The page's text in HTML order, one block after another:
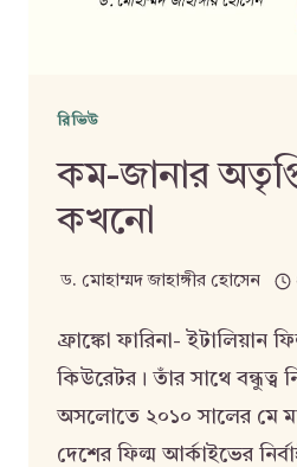
রিভিউ
কম-জানার
কখনো
ড. মোহাম্মদ জাহাঙ্গীর হোসেন
ফ্রাঙ্কো ফারিনা- ইটালিয়ান
কিউরেটর। তাঁর সাথে বন্ধুত্ব
অসলোতে ২০১০ সালের মে
দেশের ফিল্ম আর্কাইভের